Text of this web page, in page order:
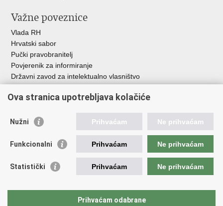
Važne poveznice
Vlada RH
Hrvatski sabor
Pučki pravobranitelj
Povjerenik za informiranje
Državni zavod za intelektualno vlasništvo
HAKOM
Ostale poveznice
Hrvatski audiovizualni centar
Creative Europe
EU National Institutes for Culture
Međunarodni centar za podvodnu arheologiju u Zadru (MCPA)
Ova stranica upotrebljava kolačiće
Nužni Prihvaćam Ne prihvaćam
Funkcionalni Prihvaćam Ne prihvaćam
Statistički Prihvaćam Ne prihvaćam
Prihvaćam odabrane